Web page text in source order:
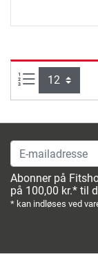
Artikel pr.
E-mailadresse
Abonner på
på 100,00 kr.* til
* kan indløses ved